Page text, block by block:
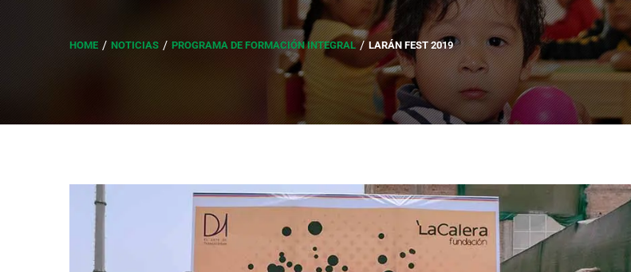
HOME NOTICIAS PROGRAMA DE FORMACIÓN INTEGRAL LARÁN FEST 2019